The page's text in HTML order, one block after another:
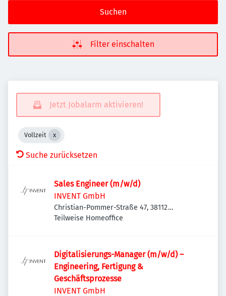
Suchen
Filter einschalten
Jetzt Jobalarm aktivieren!
Vollzeit
Suche zurücksetzen
Sales Engineer (m/w/d)
INVENT GmbH
Christian-Pommer-Straße 47, 38112
Braunschweig, Deutschland
Teilweise Homeoffice
Digitalisierungs-Manager (m/w/d) –
Engineering, Fertigung &
Geschäftsprozesse
INVENT GmbH